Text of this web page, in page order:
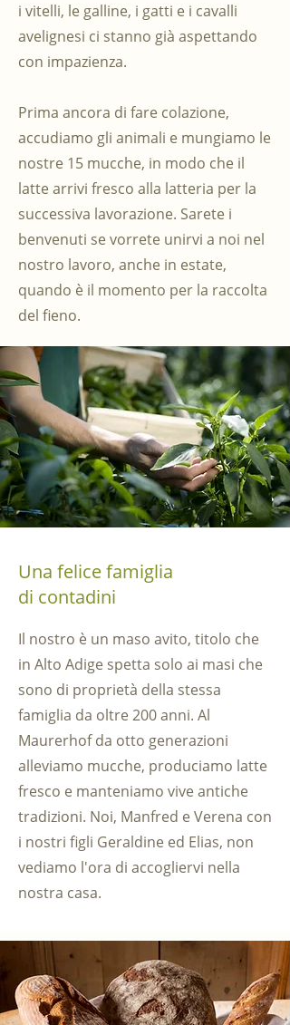
i vitelli, le galline, i gatti e i cavalli
avelignesi ci stanno già aspettando
con impazienza.
Prima ancora di fare colazione,
accudiamo gli animali e mungiamo le
nostre 15 mucche, in modo che il
latte arrivi fresco alla latteria per la
successiva lavorazione. Sarete i
benvenuti se vorrete unirvi a noi nel
nostro lavoro, anche in estate,
quando è il momento per la raccolta
del fieno.
Una felice famiglia
di contadini
Il nostro è un maso avito, titolo che
in Alto Adige spetta solo ai masi che
sono di proprietà della stessa
famiglia da oltre 200 anni. Al
Maurerhof da otto generazioni
alleviamo mucche, produciamo latte
fresco e manteniamo vive antiche
tradizioni. Noi, Manfred e Verena con
i nostri figli Geraldine ed Elias, non
vediamo l'ora di accogliervi nella
nostra casa.